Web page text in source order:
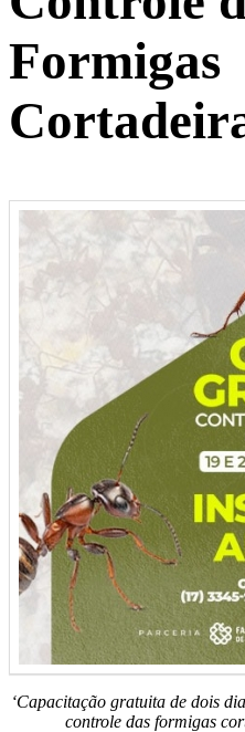
Formigas
‘Capacitação gratuita de dois
controle das formigas